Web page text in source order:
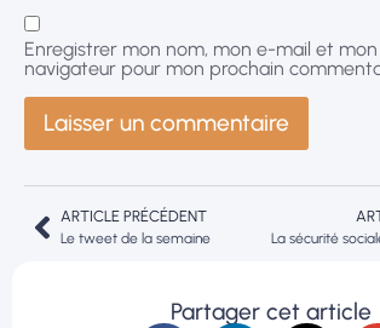
Partager cet article
Enregistrer mon nom, mon e-mail et
navigateur pour mon prochain
ARTICLE PRÉCÉDENT
Le tweet de la semaine